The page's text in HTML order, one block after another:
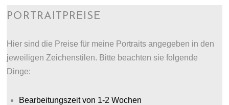
PORTRAITPREISE
Hier sind die Preise für meine Portraits angegeben in den
jeweiligen Zeichenstilen. Bitte beachten sie folgende
Dinge:
Bearbeitungszeit von 1-2 Wochen